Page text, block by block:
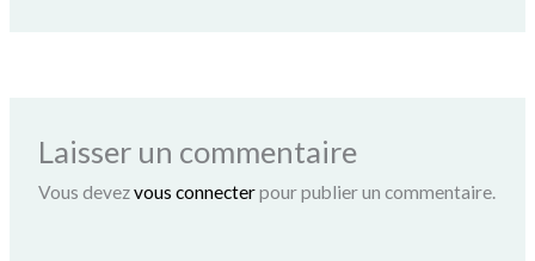
Laisser un commentaire
Vous devezvous connecterpour publier un commentaire.